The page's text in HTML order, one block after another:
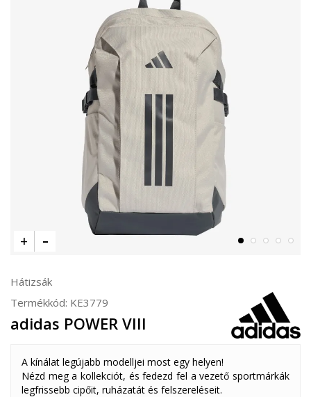
Hátizsák
Termékkód: KE3779
adidas POWER VIII
A kínálat legújabb modelljei most egy helyen!
Nézd meg a kollekciót, és fedezd fel a vezető sportmárkák
legfrissebb cipőit, ruházatát és felszereléseit.